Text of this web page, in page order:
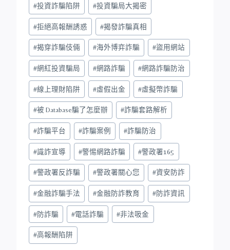
#投資詐騙陷阱 #投資騙局大揭密
#拒絕高報酬誘惑 #揭發詐騙真相
#揭穿詐騙伎倆 #海外博弈詐騙 #盜用網站
#網紅投資騙局 #網路詐騙 #網路詐騙防治
#線上理財陷阱 #虛假出金 #虛擬幣詐騙
#被 Database騙了怎麼辦 #詐騙套路解析
#詐騙平台 #詐騙案例 #詐騙防治
#識詐宣導 #警惕網路詐騙 #警政署165
#警政署反詐騙 #警政署關心您 #資安防詐
#金融詐騙手法 #金融防詐教育 #防詐資訊
#防詐騙 #電話詐騙 #非法吸金
#高報酬陷阱